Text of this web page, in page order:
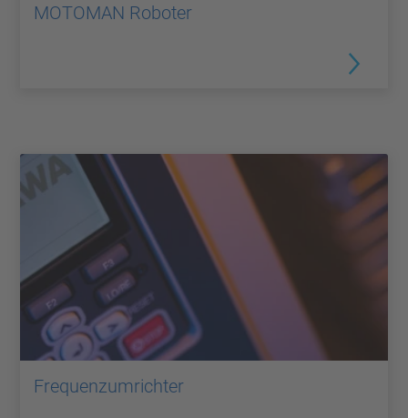
MOTOMAN Roboter
Frequenzumrichter